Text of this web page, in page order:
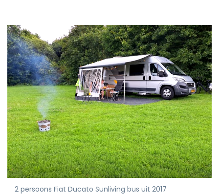
2 persoons Fiat Ducato Sunliving bus uit 2017